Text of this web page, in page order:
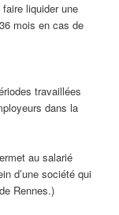
liquider une
mois en cas de
travaillées
dans la
au salarié
d’une société qui
Rennes.)